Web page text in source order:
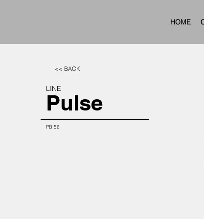
HOME
<< BACK
LINE
Pulse
PB 56